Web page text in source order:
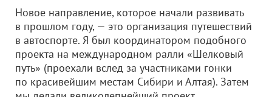
Новое направление, которое начали развивать
в прошлом году, — это организация путешествий
в автоспорте. Я был координатором подобного
проекта на международном ралли «Шелковый
путь» (проехали вслед за участниками гонки
по красивейшим местам Сибири и Алтая). Затем